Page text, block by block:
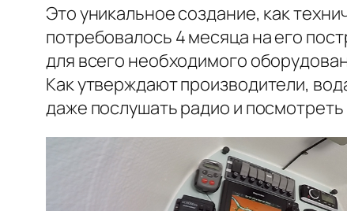
Это уникальное создание, как
потребовалось 4 месяца на его
для всего необходимого
Как утверждают производители,
даже послушать радио и